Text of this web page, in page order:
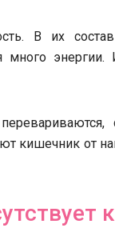
В их
много
кишечник от